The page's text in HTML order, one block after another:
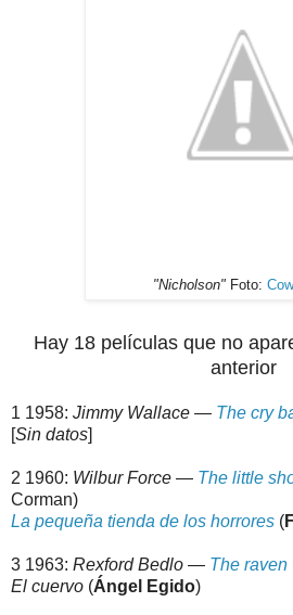
"Nicholson" Foto:
Hay 18 películas que no
anterior
1 1958: Jimmy Wallace — The cry
[Sin datos]
2 1960: Wilbur Force — The little
Corman)
La pequeña tienda de los horrores (
3 1963: Rexford Bedlo — The raven
El cuervo (Ángel Egido)